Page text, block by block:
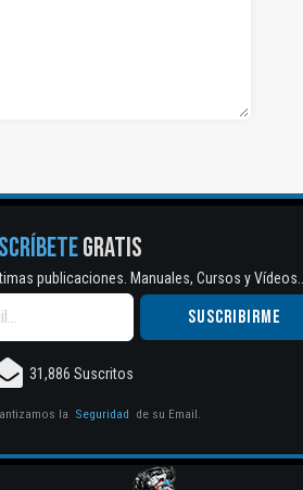
GRATIS
publicaciones. Manuales, Cursos y
31,886 Suscritos
la Seguridad de su Email.